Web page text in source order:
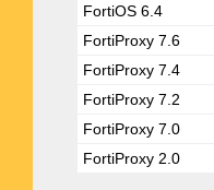
FortiOS 6.4
FortiProxy 7.6
FortiProxy 7.4
FortiProxy 7.2
FortiProxy 7.0
FortiProxy 2.0